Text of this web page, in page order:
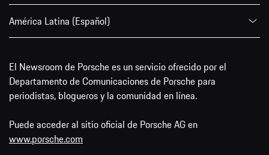
América Latina (Español)
El Newsroom de Porsche es un servicio ofrecido por el
Departamento de Comunicaciones de Porsche para
periodistas, blogueros y la comunidad en línea.
Puede acceder al sitio oficial de Porsche AG en
www.porsche.com